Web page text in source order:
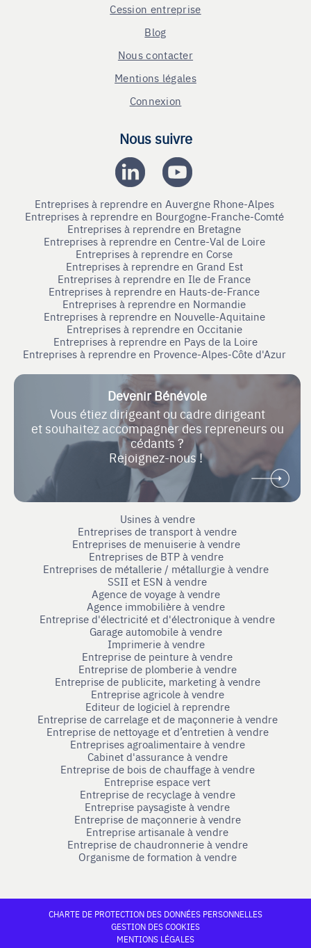
Cession entreprise
Blog
Nous contacter
Mentions légales
Connexion
Nous suivre
Entreprises à reprendre en Auvergne Rhone-Alpes
Entreprises à reprendre en Bourgogne-Franche-Comté
Entreprises à reprendre en Bretagne
Entreprises à reprendre en Centre-Val de Loire
Entreprises à reprendre en Corse
Entreprises à reprendre en Grand Est
Entreprises à reprendre en Ile de France
Entreprises à reprendre en Hauts-de-France
Entreprises à reprendre en Normandie
Entreprises à reprendre en Nouvelle-Aquitaine
Entreprises à reprendre en Occitanie
Entreprises à reprendre en Pays de la Loire
Entreprises à reprendre en Provence-Alpes-Côte d'Azur
Devenir Bénévole
Vous étiez dirigeant ou cadre dirigeant
et souhaitez accompagner des repreneurs ou
cédants ?
Rejoignez-nous !
Usines à vendre
Entreprises de transport à vendre
Entreprises de menuiserie à vendre
Entreprises de BTP à vendre
Entreprises de métallerie / métallurgie à vendre
SSII et ESN à vendre
Agence de voyage à vendre
Agence immobilière à vendre
Entreprise d'électricité et d'électronique à vendre
Garage automobile à vendre
Imprimerie à vendre
Entreprise de peinture à vendre
Entreprise de plomberie à vendre
Entreprise de publicite, marketing à vendre
Entreprise agricole à vendre
Editeur de logiciel à reprendre
Entreprise de carrelage et de maçonnerie à vendre
Entreprise de nettoyage et d’entretien à vendre
Entreprises agroalimentaire à vendre
Cabinet d'assurance à vendre
Entreprise de bois de chauffage à vendre
Entreprise espace vert
Entreprise de recyclage à vendre
Entreprise paysagiste à vendre
Entreprise de maçonnerie à vendre
Entreprise artisanale à vendre
Entreprise de chaudronnerie à vendre
Organisme de formation à vendre
CHARTE DE PROTECTION DES DONNÉES PERSONNELLES
GESTION DES COOKIES
MENTIONS LÉGALES